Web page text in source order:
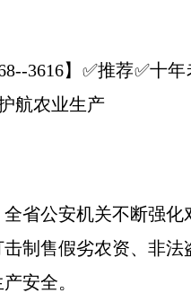
3616】✅推荐✅十
航农业生产
省公安机关不断强
制售假劣农资、非
安全。